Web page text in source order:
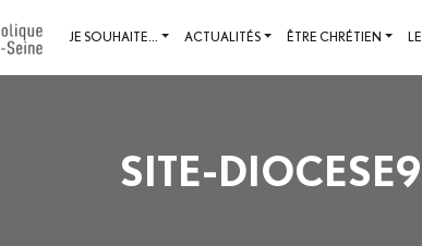
JE SOUHAITE... ACTUALITÉS ÊTRE CHRÉTIEN
SITE-